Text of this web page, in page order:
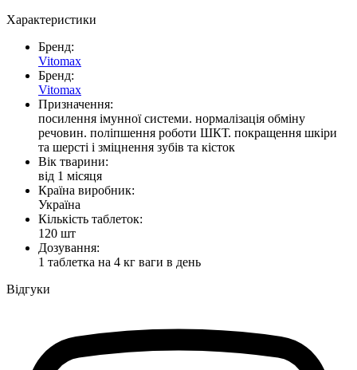
Характеристики
Бренд:
Vitomax
Бренд:
Vitomax
Призначення:
посилення імунної системи. нормалізація обміну
речовин. поліпшення роботи ШКТ. покращення шкіри
та шерсті і зміцнення зубів та кісток
Вік тварини:
від 1 місяця
Країна виробник:
Україна
Кількість таблеток:
120 шт
Дозування:
1 таблетка на 4 кг ваги в день
Відгуки